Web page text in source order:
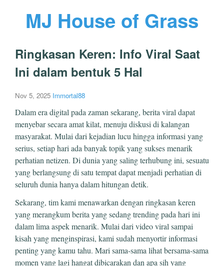
MJ House of Grass
Ringkasan Keren: Info Viral Saat
Ini dalam bentuk 5 Hal
Nov 5, 2025 Immortal88
Dalam era digital pada zaman sekarang, berita viral dapat
menyebar secara amat kilat, menuju diskusi di kalangan
masyarakat. Mulai dari kejadian lucu hingga informasi yang
serius, setiap hari ada banyak topik yang sukses menarik
perhatian netizen. Di dunia yang saling terhubung ini, sesuatu
yang berlangsung di satu tempat dapat menjadi perhatian di
seluruh dunia hanya dalam hitungan detik.
Sekarang, tim kami menawarkan dengan ringkasan keren
yang merangkum berita yang sedang trending pada hari ini
dalam lima aspek menarik. Mulai dari video viral sampai
kisah yang menginspirasi, kami sudah menyortir informasi
penting yang kamu tahu. Mari sama-sama lihat bersama-sama
momen yang lagi hangat dibicarakan dan apa sih yang